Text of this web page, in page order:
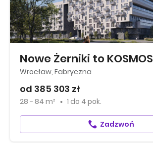
Nowe Żerniki to KOSMOS
Wrocław, Fabryczna
od 385 303 zł
28 - 84 m² 1 do 4 pok.
Zadzwoń